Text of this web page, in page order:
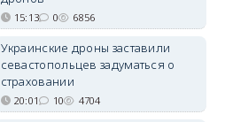
15:13 0 6856
Украинские дроны заставили
севастопольцев задуматься о
страховании
20:01 10 4704